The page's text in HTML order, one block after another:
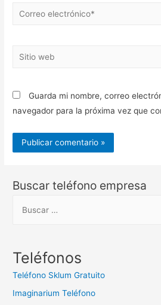
Correo
Sitio
Guarda mi nombre, correo
navegador para la próxima vez que
Buscar teléfono empresa
c
:
Teléfonos
Teléfono Sklum Gratuito
Imaginarium Teléfono